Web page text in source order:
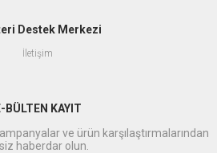
Destek Merkezi
İletişim
BÜLTEN KAYIT
ve ürün karşılaştırmalarından
haberdar olun.